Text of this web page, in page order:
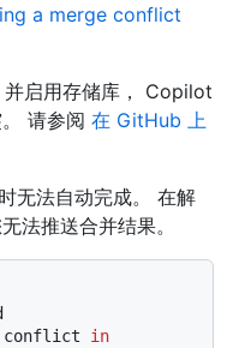
a merge conflict
启用存储库， Copilot
请参阅 在 GitHub 上
无法自动完成。 在解
法推送合并结果。
conflict in